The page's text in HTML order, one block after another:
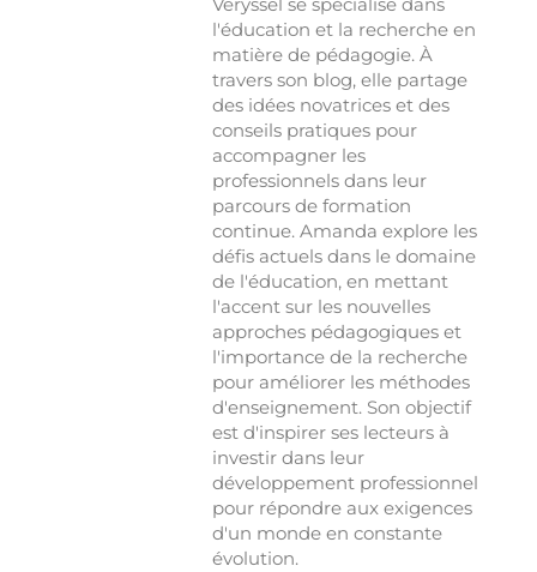
l'éducation et la recherche en
matière de pédagogie. À
travers son blog, elle partage
des idées novatrices et des
conseils pratiques pour
accompagner les
professionnels dans leur
parcours de formation
continue. Amanda explore les
défis actuels dans le domaine
de l'éducation, en mettant
l'accent sur les nouvelles
approches pédagogiques et
l'importance de la recherche
pour améliorer les méthodes
d'enseignement. Son objectif
est d'inspirer ses lecteurs à
investir dans leur
développement professionnel
pour répondre aux exigences
d'un monde en constante
évolution.